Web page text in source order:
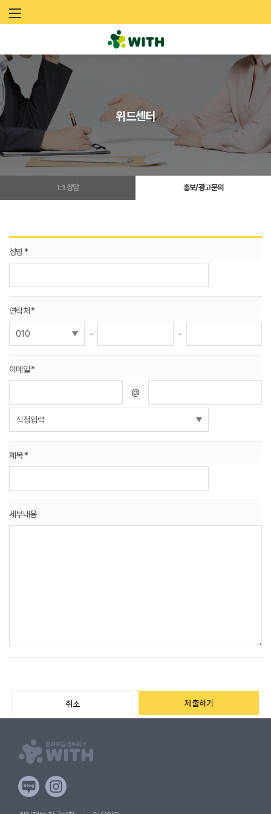
문
화
술
네
트
워
드
(
W
H
위드센터
1:1 상담 홍보/광고문의
성명 *
연락처 *
- -
이메일 *
@
제목 *
세부내용
취소 제출하기